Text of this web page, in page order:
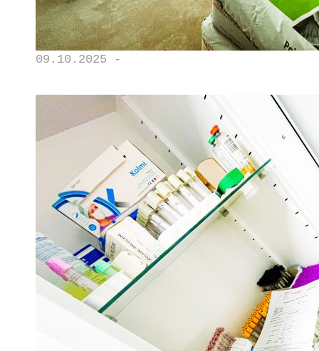
09.10.2025 -